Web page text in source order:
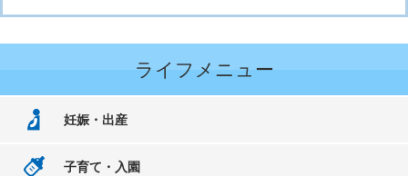
ライフメニュー
妊娠・出産
子育て・入園